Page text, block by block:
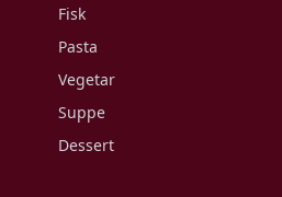
Fisk
Pasta
Vegetar
Suppe
Dessert